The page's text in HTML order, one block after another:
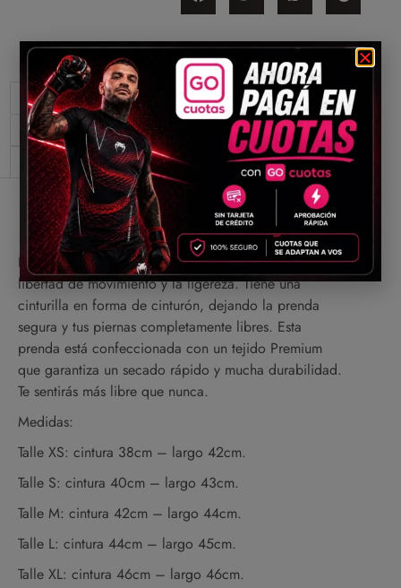
Descripción
Información adicional
Valoraciones (0)
Descripción
Esta línea fue construida con un enfoque total en la
libertad de movimiento y la ligereza. Tiene una
cinturilla en forma de cinturón, dejando la prenda
segura y tus piernas completamente libres. Esta
prenda está confeccionada con un tejido Premium
que garantiza un secado rápido y mucha durabilidad.
Te sentirás más libre que nunca.
Medidas:
Talle XS: cintura 38cm – largo 42cm.
Talle S: cintura 40cm – largo 43cm.
Talle M: cintura 42cm – largo 44cm.
Talle L: cintura 44cm – largo 45cm.
Talle XL: cintura 46cm – largo 46cm.